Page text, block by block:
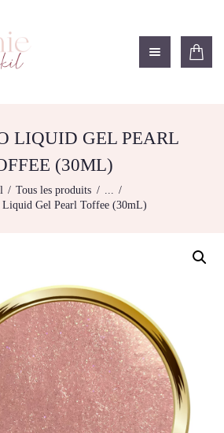
LIQUID GEL PEARL
(30ML)
Tous les produits
...
Liquid Gel Pearl Toffee (30mL)
ANAÏS ABAAKIL
Formation et shop Indigo